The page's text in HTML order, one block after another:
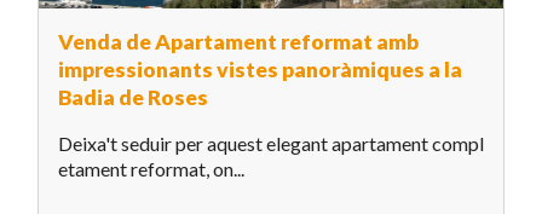
Venda de Apartament reformat amb
impressionants vistes panoràmiques a la
Badia de Roses
Deixa't seduir per aquest elegant apartament compl
etament reformat, on...